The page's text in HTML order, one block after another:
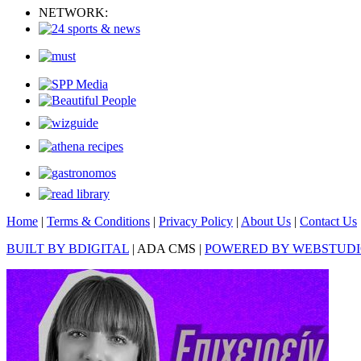
NETWORK:
Home | Terms & Conditions | Privacy Policy | About Us | Contact Us
BUILT BY BDIGITAL | ADA CMS | POWERED BY